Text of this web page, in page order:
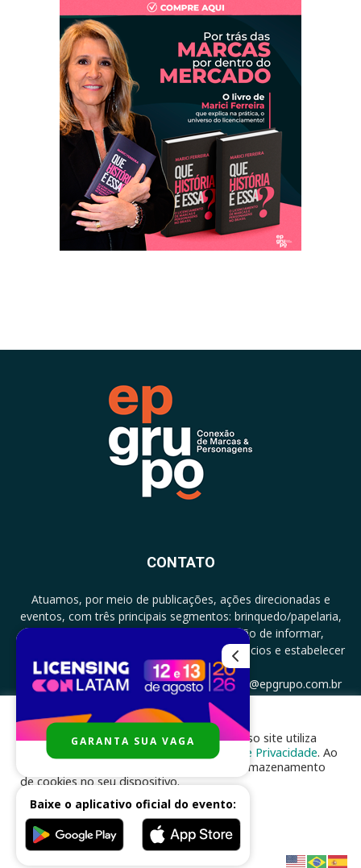
CONTATO
Atuamos, por meio de publicações, ações direcionadas e
eventos, com três principais segmentos: brinquedo/papelaria,
licenciamento e zero a três com a missão de informar,
documentar, proporcionar encontro de negócios e estabelecer
parcerias.
CONTATO: +5511994513097 - atendimento@epgrupo.com.br
SIGA-NOS
Desenvolvido pornhsinfo.com.br
Para melhor experiência e navegação, nosso site utiliza
cookies, de acordo com a nossa
Política de Privacidade. Ao
clicar em “aceito”, você concorda com o armazenamento
de cookies no seu dispositivo.
ACEITAR
GARANTA SUA VAGA
Baixe o aplicativo oficial do evento: